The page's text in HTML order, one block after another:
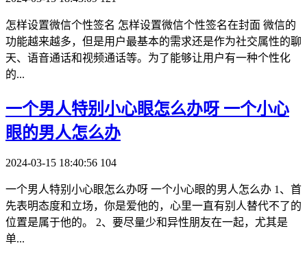
怎样设置微信个性签名 怎样设置微信个性签名在封面 微信的
功能越来越多，但是用户最基本的需求还是作为社交属性的聊
天、语音通话和视频通话等。为了能够让用户有一种个性化
的...
​一个男人特别小心眼怎么办呀 一个小心
眼的男人怎么办
2024-03-15 18:40:56 104
一个男人特别小心眼怎么办呀 一个小心眼的男人怎么办 1、首
先表明态度和立场，你是爱他的，心里一直有别人替代不了的
位置是属于他的。 2、要尽量少和异性朋友在一起，尤其是
单...